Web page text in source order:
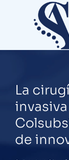
La
de